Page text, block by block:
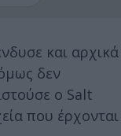
και αρχικά
δεν
ο Salt
που έρχονται